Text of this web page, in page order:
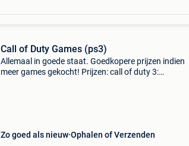
Call of Duty Games (ps3)
Allemaal in goede staat. Goedkopere prijzen indien
meer games gekocht! Prijzen: call of duty 3:
Zo goed als nieuw Ophalen of Verzenden